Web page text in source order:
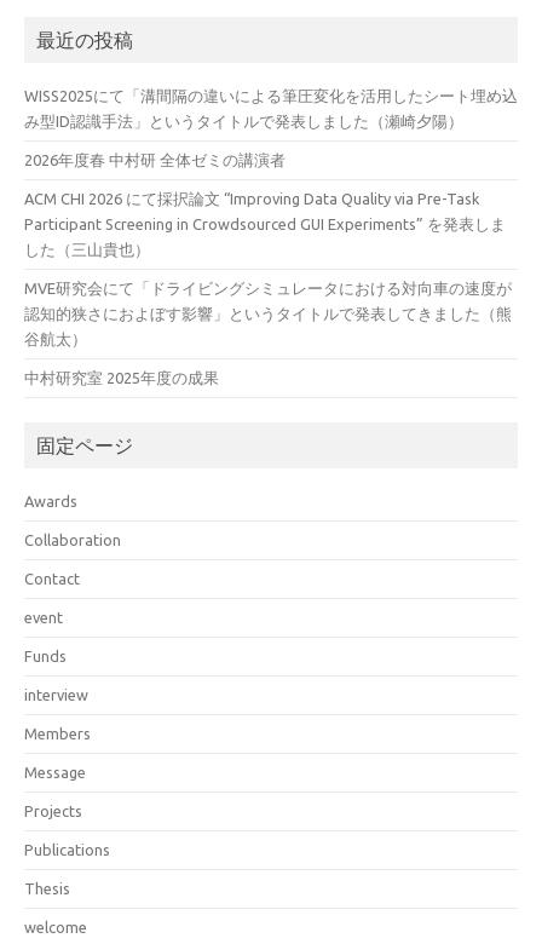
最近の投稿
WISS2025にて「溝間隔の違いによる筆圧変化を活用したシート埋め込
み型ID認識手法」というタイトルで発表しました（瀬崎夕陽）
2026年度春 中村研 全体ゼミの講演者
ACM CHI 2026 にて採択論文 “Improving Data Quality via Pre-Task
Participant Screening in Crowdsourced GUI Experiments” を発表しま
した（三山貴也）
MVE研究会にて「ドライビングシミュレータにおける対向車の速度が
認知的狭さにおよぼす影響」というタイトルで発表してきました（熊
谷航太）
中村研究室 2025年度の成果
固定ページ
Awards
Collaboration
Contact
event
Funds
interview
Members
Message
Projects
Publications
Thesis
welcome